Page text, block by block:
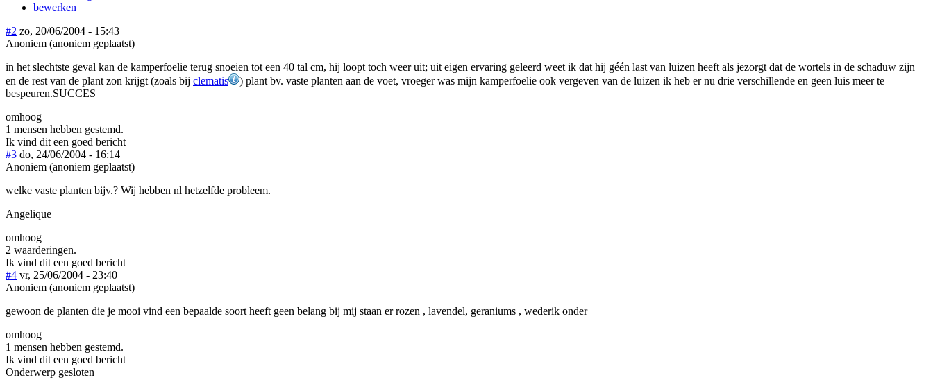
bewerken
#2 zo, 20/06/2004 - 15:43
Anoniem (anoniem geplaatst)
in het slechtste geval kan de kamperfoelie terug snoeien tot een 40 tal cm, hij loopt toch weer uit; uit eigen ervaring geleerd weet ik dat hij géén last van luizen heeft als jezorgt dat de wortels in de schaduw zijn
en de rest van de plant zon krijgt (zoals bij clematis
) plant bv. vaste planten aan de voet, vroeger was mijn kamperfoelie ook vergeven van de luizen ik heb er nu drie verschillende en geen luis meer te
bespeuren.SUCCES
omhoog
1 mensen hebben gestemd.
Ik vind dit een goed bericht
#3 do, 24/06/2004 - 16:14
Anoniem (anoniem geplaatst)
welke vaste planten bijv.? Wij hebben nl hetzelfde probleem.
Angelique
omhoog
2 waarderingen.
Ik vind dit een goed bericht
#4 vr, 25/06/2004 - 23:40
Anoniem (anoniem geplaatst)
gewoon de planten die je mooi vind een bepaalde soort heeft geen belang bij mij staan er rozen , lavendel, geraniums , wederik onder
omhoog
1 mensen hebben gestemd.
Ik vind dit een goed bericht
Onderwerp gesloten